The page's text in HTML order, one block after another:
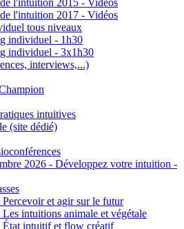
l'intuition 2015 - Vidéos
l'intuition 2017 - Vidéos
tous niveaux
individuel - 1h30
individuel - 3x1h30
interviews,...)
intuitives
(site dédié)
2026 - Développez votre intuition -
et agir sur le futur
intuitions animale et végétale
État intuitif et flow créatif